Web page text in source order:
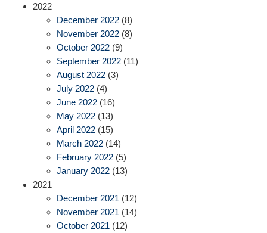
2022
December 2022 (8)
November 2022 (8)
October 2022 (9)
September 2022 (11)
August 2022 (3)
July 2022 (4)
June 2022 (16)
May 2022 (13)
April 2022 (15)
March 2022 (14)
February 2022 (5)
January 2022 (13)
2021
December 2021 (12)
November 2021 (14)
October 2021 (12)